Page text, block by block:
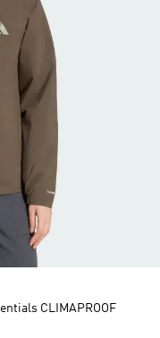
CLIMAPROOF